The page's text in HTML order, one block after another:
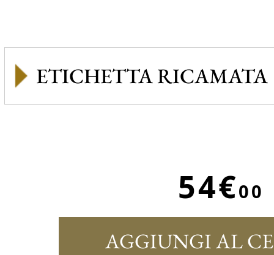
ETICHETTA RICAMATA
54€00
AGGIUNGI AL